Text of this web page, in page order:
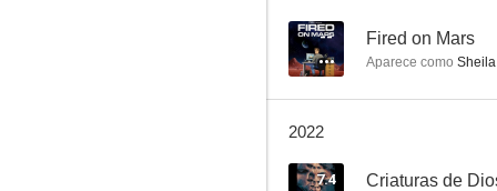
El dragón rojo
-- Fired on Mars
Aparece como
2022
7.4 Criaturas de